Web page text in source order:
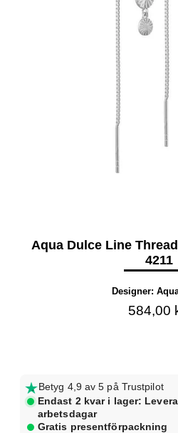
Aqua Dulce Line
4211
Designer:
584,00
Betyg 4,9 av 5 på Trustpilot
Endast 2 kvar i lager:
arbetsdagar
Gratis presentförpackning